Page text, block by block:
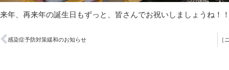
来年、再来年の誕生日もずっと、皆さんでお祝いしましょうね！
感染症予防対策緩和のお知らせ